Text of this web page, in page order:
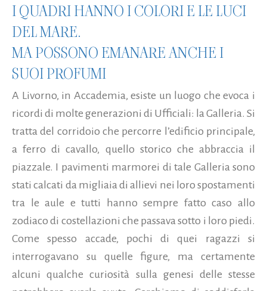
I QUADRI HANNO I COLORI E LE LUCI
DEL MARE.
MA POSSONO EMANARE ANCHE I
SUOI PROFUMI
A Livorno, in Accademia, esiste un luogo che evoca i
ricordi di molte generazioni di Ufficiali: la Galleria. Si
tratta del corridoio che percorre l’edificio principale,
a ferro di cavallo, quello storico che abbraccia il
piazzale. I pavimenti marmorei di tale Galleria sono
stati calcati da migliaia di allievi nei loro spostamenti
tra le aule e tutti hanno sempre fatto caso allo
zodiaco di costellazioni che passava sotto i loro piedi.
Come spesso accade, pochi di quei ragazzi si
interrogavano su quelle figure, ma certamente
alcuni qualche curiosità sulla genesi delle stesse